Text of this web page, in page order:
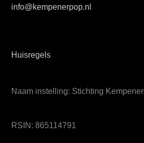
info@kempenerpop.nl
Huisregels
Naam instelling: Stichting
RSIN: 865114791